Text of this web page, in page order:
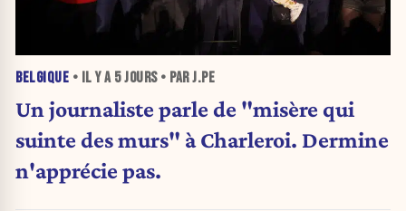
BELGIQUE • IL Y A 5 JOURS• PAR J.PE
Un journaliste parle de "misère qui
suinte des murs" à Charleroi. Dermine
n'apprécie pas.